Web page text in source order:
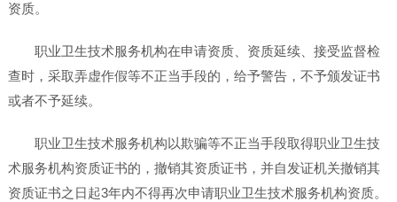
资质。
职业卫生技术服务机构在申请资质、资质延续、接受监督检
查时，采取弄虚作假等不正当手段的，给予警告，不予颁发证书
或者不予延续。
职业卫生技术服务机构以欺骗等不正当手段取得职业卫生技
术服务机构资质证书的，撤销其资质证书，并自发证机关撤销其
资质证书之日起3年内不得再次申请职业卫生技术服务机构资质。